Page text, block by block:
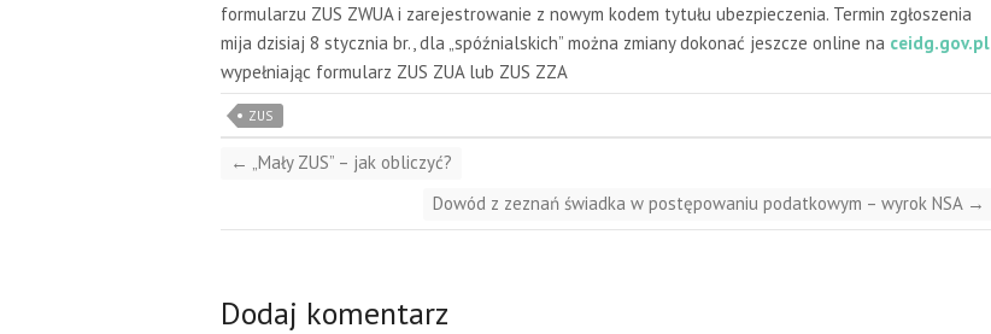
formularzu ZUS ZWUA i zarejestrowanie z nowym kodem tytułu ubezpieczenia. Termin zgłoszenia
mija dzisiaj 8 stycznia br., dla „spóźnialskich” można zmiany dokonać jeszcze online na ceidg.gov.pl
wypełniając formularz ZUS ZUA lub ZUS ZZA
ZUS
← „Mały ZUS” – jak obliczyć?
Dowód z zeznań świadka w postępowaniu podatkowym – wyrok NSA →
Dodaj komentarz